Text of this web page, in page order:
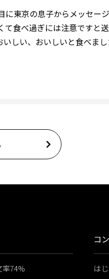
東京の息子からメッセー
食べ過ぎには注意ですと
しい、おいしいと食べま
率74%
コ
は